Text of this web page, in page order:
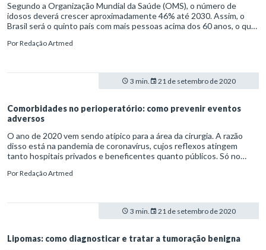
informações ao paciente. O enfermeiro também desempenha o
papel de educar e orientar a população, dentro ou fora do ambiente
hospitalar.
Segundo a Organização Mundial da Saúde (OMS), o número de
idosos deverá crescer aproximadamente 46% até 2030. Assim, o
Brasil será o quinto país com mais pessoas acima dos 60 anos, o que
exemplo, que ocorre a predominância de doenças crônicas não
PorRedação Artmed
3 min. 21 de setembro de 2020
Comorbidades no perioperatório: como prevenir eventos
adversos
O ano de 2020 vem sendo atípico para a área da cirurgia. A razão
disso está na pandemia de coronavírus, cujos reflexos atingem
tanto hospitais privados e beneficentes quanto públicos. Só no
eletivas, até o fim de agosto, era de 61,4%. As restrições são
PorRedação Artmed
3 min. 21 de setembro de 2020
Lipomas: como diagnosticar e tratar a tumoração benigna